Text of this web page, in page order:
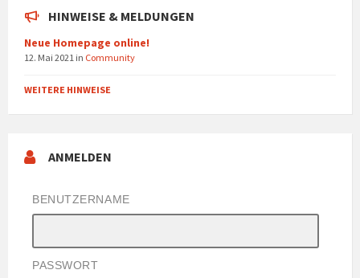
HINWEISE & MELDUNGEN
Neue Homepage online!
12. Mai 2021 in Community
WEITERE HINWEISE
ANMELDEN
BENUTZERNAME
PASSWORT